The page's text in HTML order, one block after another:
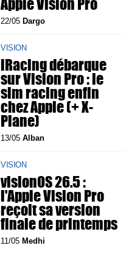
22/05 Dargo
VISION
iRacing débarque
sur Vision Pro : le
sim racing enfin
chez Apple (+ X-
Plane)
13/05Alban
VISION
visionOS 26.5 :
l'Apple Vision Pro
reçoit sa version
finale de printemps
11/05 Medhi